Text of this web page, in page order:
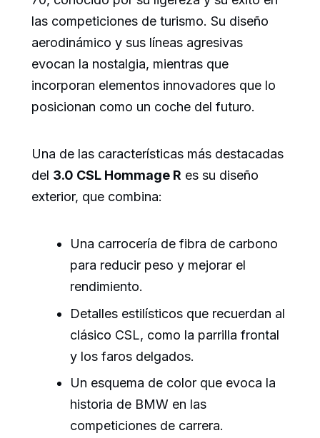
las competiciones de turismo. Su diseño
aerodinámico y sus líneas agresivas
evocan la nostalgia, mientras que
incorporan elementos innovadores que lo
posicionan como un coche del futuro.
Una de las características más destacadas
del 3.0 CSL Hommage R es su diseño
exterior, que combina:
Una carrocería de fibra de carbono
para reducir peso y mejorar el
rendimiento.
Detalles estilísticos que recuerdan al
clásico CSL, como la parrilla frontal
y los faros delgados.
Un esquema de color que evoca la
historia de BMW en las
competiciones de carrera.